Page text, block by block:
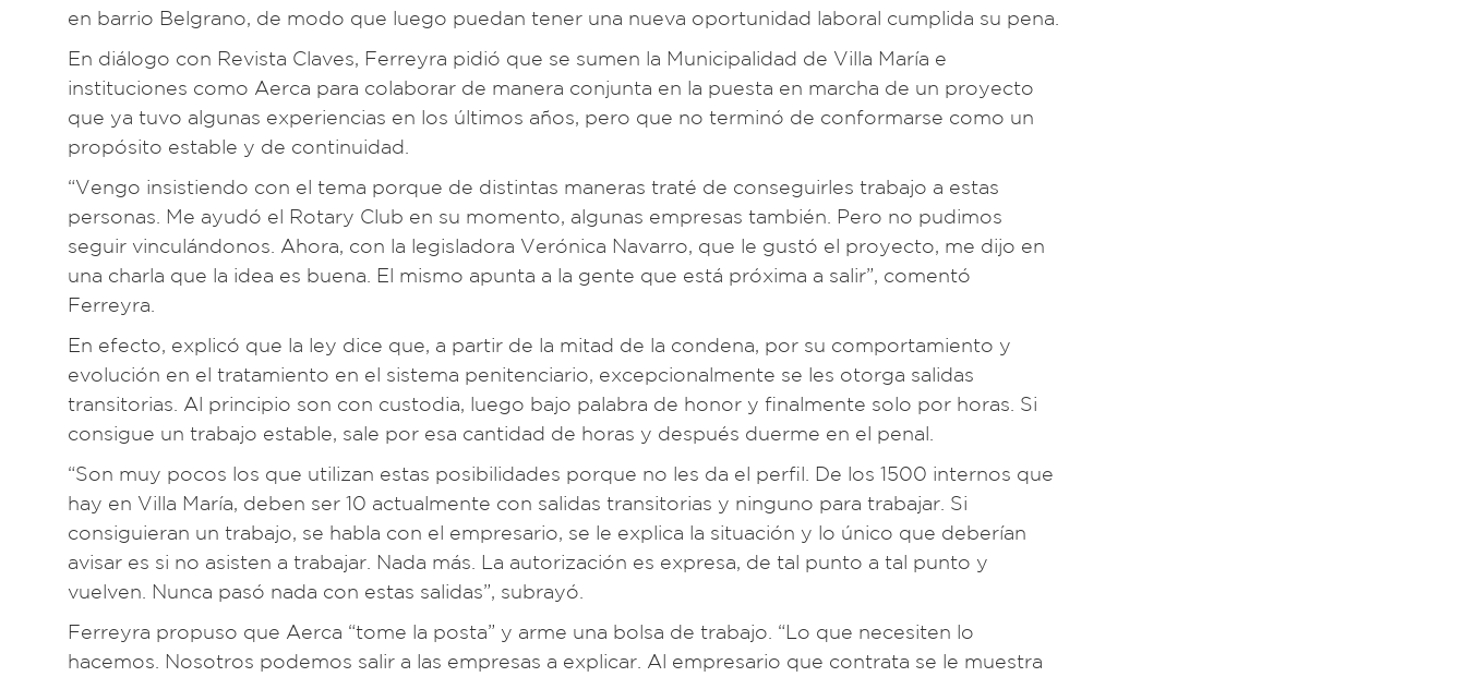
en barrio Belgrano, de modo que luego puedan tener una nueva oportunidad laboral cumplida su pena.
En diálogo con Revista Claves, Ferreyra pidió que se sumen la Municipalidad de Villa María e
instituciones como Aerca para colaborar de manera conjunta en la puesta en marcha de un proyecto
que ya tuvo algunas experiencias en los últimos años, pero que no terminó de conformarse como un
propósito estable y de continuidad.
“Vengo insistiendo con el tema porque de distintas maneras traté de conseguirles trabajo a estas
personas. Me ayudó el Rotary Club en su momento, algunas empresas también. Pero no pudimos
seguir vinculándonos. Ahora, con la legisladora Verónica Navarro, que le gustó el proyecto, me dijo en
una charla que la idea es buena. El mismo apunta a la gente que está próxima a salir”, comentó
Ferreyra.
En efecto, explicó que la ley dice que, a partir de la mitad de la condena, por su comportamiento y
evolución en el tratamiento en el sistema penitenciario, excepcionalmente se les otorga salidas
transitorias. Al principio son con custodia, luego bajo palabra de honor y finalmente solo por horas. Si
consigue un trabajo estable, sale por esa cantidad de horas y después duerme en el penal.
“Son muy pocos los que utilizan estas posibilidades porque no les da el perfil. De los 1500 internos que
hay en Villa María, deben ser 10 actualmente con salidas transitorias y ninguno para trabajar. Si
consiguieran un trabajo, se habla con el empresario, se le explica la situación y lo único que deberían
avisar es si no asisten a trabajar. Nada más. La autorización es expresa, de tal punto a tal punto y
vuelven. Nunca pasó nada con estas salidas”, subrayó.
Ferreyra propuso que Aerca “tome la posta” y arme una bolsa de trabajo. “Lo que necesiten lo
hacemos. Nosotros podemos salir a las empresas a explicar. Al empresario que contrata se le muestra